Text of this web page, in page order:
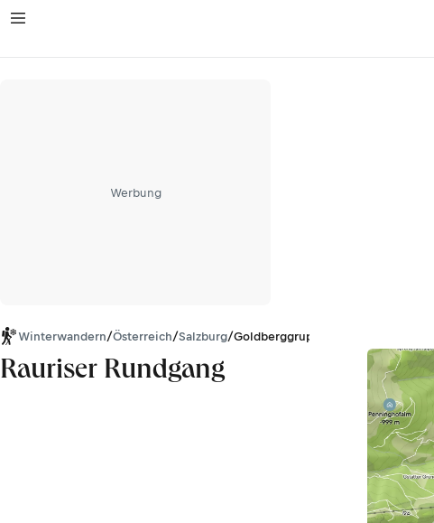
Werbung
Winterwandern/Österreich/Salzburg/Goldberggruppe
Rauriser Rundgang